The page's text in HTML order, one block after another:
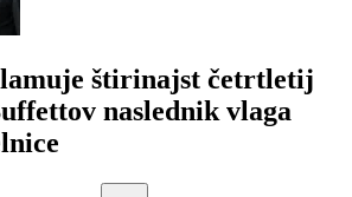
štirinajst četrtletij
naslednik vlaga